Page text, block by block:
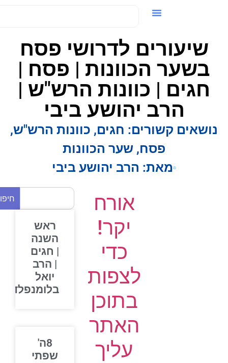
שיעורים לדרושי פסח
בשער הכוונות | פסח |
חגים | כוונות הרש"ש |
הרב יהושע ביבי
קשורים: חגים,כוונות הרש"ש,
פסח,שער הכוונות
מאת:הרב יהושע ביבי
אורח
יקר!
כדי
לצפות
בתוכן
האתר
עליך
חיפוש
ראש
השנה
| חגים
| הרב
יואל
בלומנפלד
8ה'
שפתי